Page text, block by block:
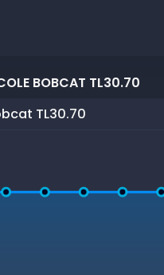
BOBCAT TL30.70
TL30.70